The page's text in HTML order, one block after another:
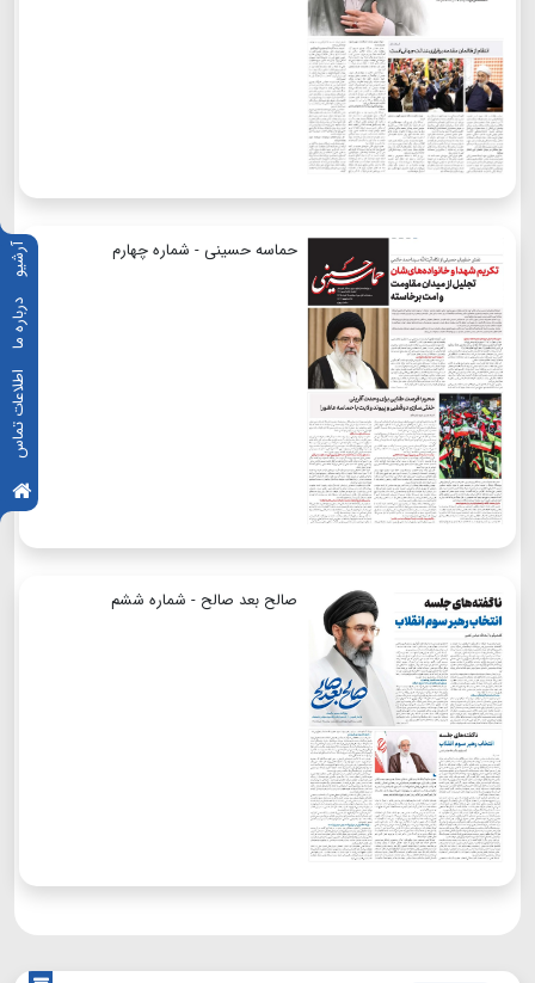
آرشیو
درباره ما
اطلاعات تماس
حماسه حسینی - شماره چهارم
صالح بعد صالح - شماره ششم